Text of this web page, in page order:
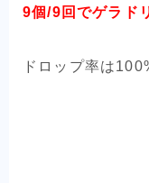
9個/9回でゲラド
ドロップ率は